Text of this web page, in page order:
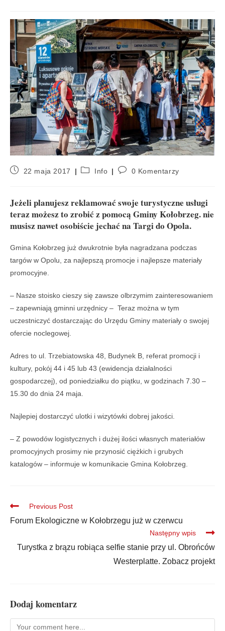
22 maja 2017 Info 0 Komentarzy
Jeżeli planujesz reklamować swoje turystyczne usługi
teraz możesz to zrobić z pomocą Gminy Kołobrzeg. nie
musisz nawet osobiście jechać na Targi do Opola.
Gmina Kołobrzeg już dwukrotnie była nagradzana podczas
targów w Opolu, za najlepszą promocje i najlepsze materiały
promocyjne.
– Nasze stoisko cieszy się zawsze olbrzymim zainteresowaniem
– zapewniają gminni urzędnicy – Teraz można w tym
uczestniczyć dostarczając do Urzędu Gminy materiały o swojej
ofercie noclegowej.
Adres to ul. Trzebiatowska 48, Budynek B, referat promocji i
kultury, pokój 44 i 45 lub 43 (ewidencja działalności
gospodarczej), od poniedziałku do piątku, w godzinach 7.30 –
15.30 do dnia 24 maja.
Najlepiej dostarczyć ulotki i wizytówki dobrej jakości.
– Z powodów logistycznych i dużej ilości własnych materiałów
promocyjnych prosimy nie przynosić ciężkich i grubych
katalogów – informuje w komunikacie Gmina Kołobrzeg.
Previous Post
Forum Ekologiczne w Kołobrzegu już w czerwcu
Następny wpis
Turystka z brązu robiąca selfie stanie przy ul. Obrońców
Westerplatte. Zobacz projekt
Dodaj komentarz